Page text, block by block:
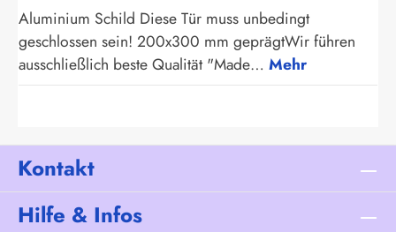
Aluminium Schild Diese Tür muss unbedingt
geschlossen sein! 200x300 mm geprägtWir führen
ausschließlich beste Qualität "Made… Mehr
Kontakt
Hilfe & Infos